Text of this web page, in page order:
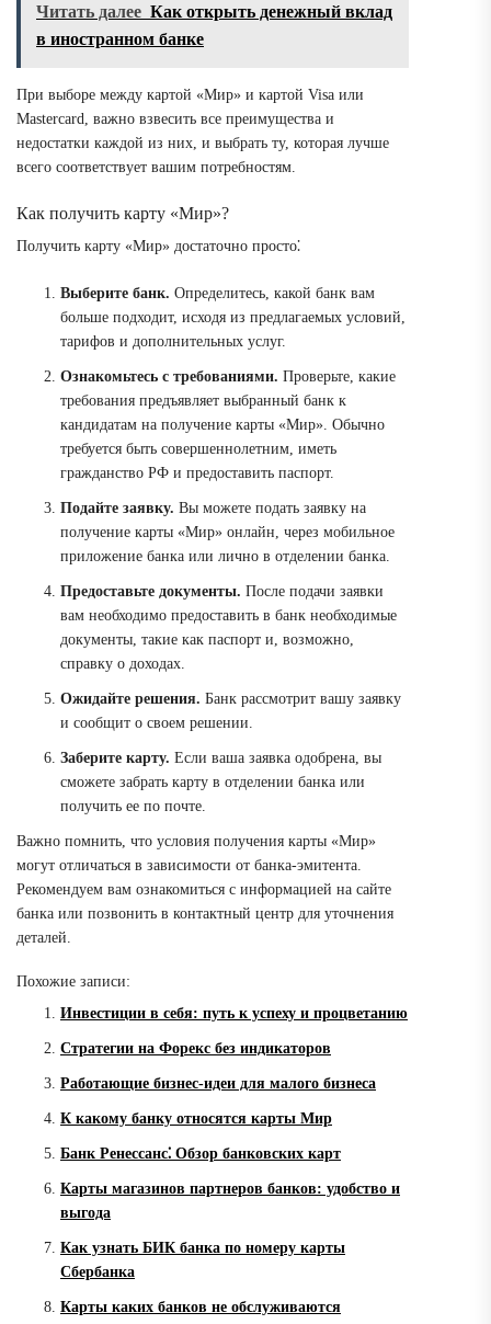
Читать далее Как открыть денежный вклад
в иностранном банке
При выборе между картой «Мир» и картой Visa или
Mastercard, важно взвесить все преимущества и
недостатки каждой из них, и выбрать ту, которая лучше
всего соответствует вашим потребностям.
Как получить карту «Мир»?
Получить карту «Мир» достаточно просто⁚
Выберите банк. Определитесь, какой банк вам
больше подходит, исходя из предлагаемых условий,
тарифов и дополнительных услуг.
Ознакомьтесь с требованиями. Проверьте, какие
требования предъявляет выбранный банк к
кандидатам на получение карты «Мир». Обычно
требуется быть совершеннолетним, иметь
гражданство РФ и предоставить паспорт.
Подайте заявку. Вы можете подать заявку на
получение карты «Мир» онлайн, через мобильное
приложение банка или лично в отделении банка.
Предоставьте документы. После подачи заявки
вам необходимо предоставить в банк необходимые
документы, такие как паспорт и, возможно,
справку о доходах.
Ожидайте решения. Банк рассмотрит вашу заявку
и сообщит о своем решении.
Заберите карту. Если ваша заявка одобрена, вы
сможете забрать карту в отделении банка или
получить ее по почте.
Важно помнить, что условия получения карты «Мир»
могут отличаться в зависимости от банка-эмитента.
Рекомендуем вам ознакомиться с информацией на сайте
банка или позвонить в контактный центр для уточнения
деталей.
Похожие записи:
Инвестиции в себя: путь к успеху и процветанию
Стратегии на Форекс без индикаторов
Работающие бизнес-идеи для малого бизнеса
К какому банку относятся карты Мир
Банк Ренессанс⁚ Обзор банковских карт
Карты магазинов партнеров банков: удобство и
выгода
Как узнать БИК банка по номеру карты
Сбербанка
Карты каких банков не обслуживаются